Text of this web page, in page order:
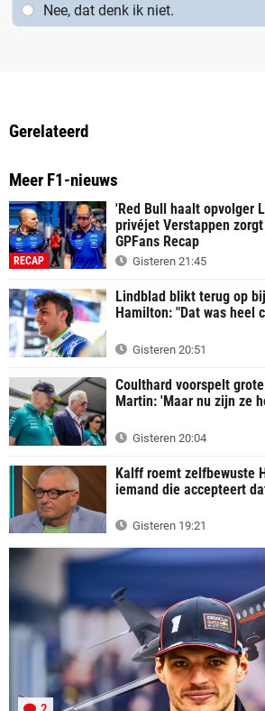
Nee, dat denk ik niet.
Gerelateerd
Meer F1-nieuws
RECAP
'Red Bull haalt opvolger
privéjet Verstappen
GPFans Recap
Gisteren 21:45
Lindblad blikt terug op
Hamilton: "Dat was heel
Gisteren 20:51
Coulthard voorspelt
Martin: 'Maar nu zijn ze
Gisteren 20:04
Kalff roemt zelfbewuste
iemand die accepteert
Gisteren 19:21